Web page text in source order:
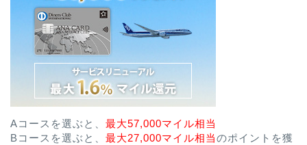
Aコースを選ぶと、 最大57,000マイル相当
Bコースを選ぶと、 最大27,000マイル相当のポイントを獲